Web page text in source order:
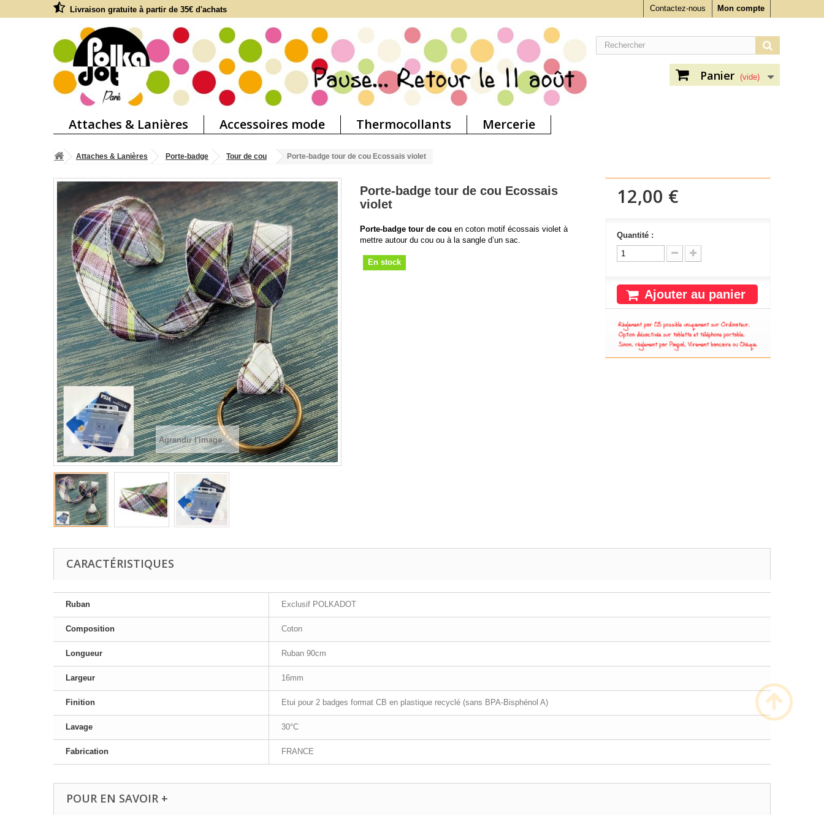
Mon compte
Contactez-nous
Livraison gratuite à partir de 35€ d'achats
Panier (vide)
Attaches & Lanières Accessoires mode Thermocollants Mercerie
Attaches & Lanières Porte-badge Tour de cou Porte-badge tour de cou Ecossais violet
Agrandir l'image
Porte-badge tour de cou Ecossais
violet
Porte-badge tour de cou en coton motif écossais violet à
mettre autour du cou ou à la sangle d’un sac.
En stock
12,00 €
Quantité :
Ajouter au panier
CARACTÉRISTIQUES
Ruban Exclusif POLKADOT
Composition Coton
Longueur Ruban 90cm
Largeur 16mm
Finition Etui pour 2 badges format CB en plastique recyclé (sans BPA-Bisphénol A)
Lavage 30°C
Fabrication FRANCE
POUR EN SAVOIR +